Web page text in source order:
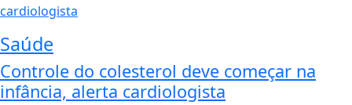
Saúde
Controle do colesterol deve começar na
infância, alerta cardiologista